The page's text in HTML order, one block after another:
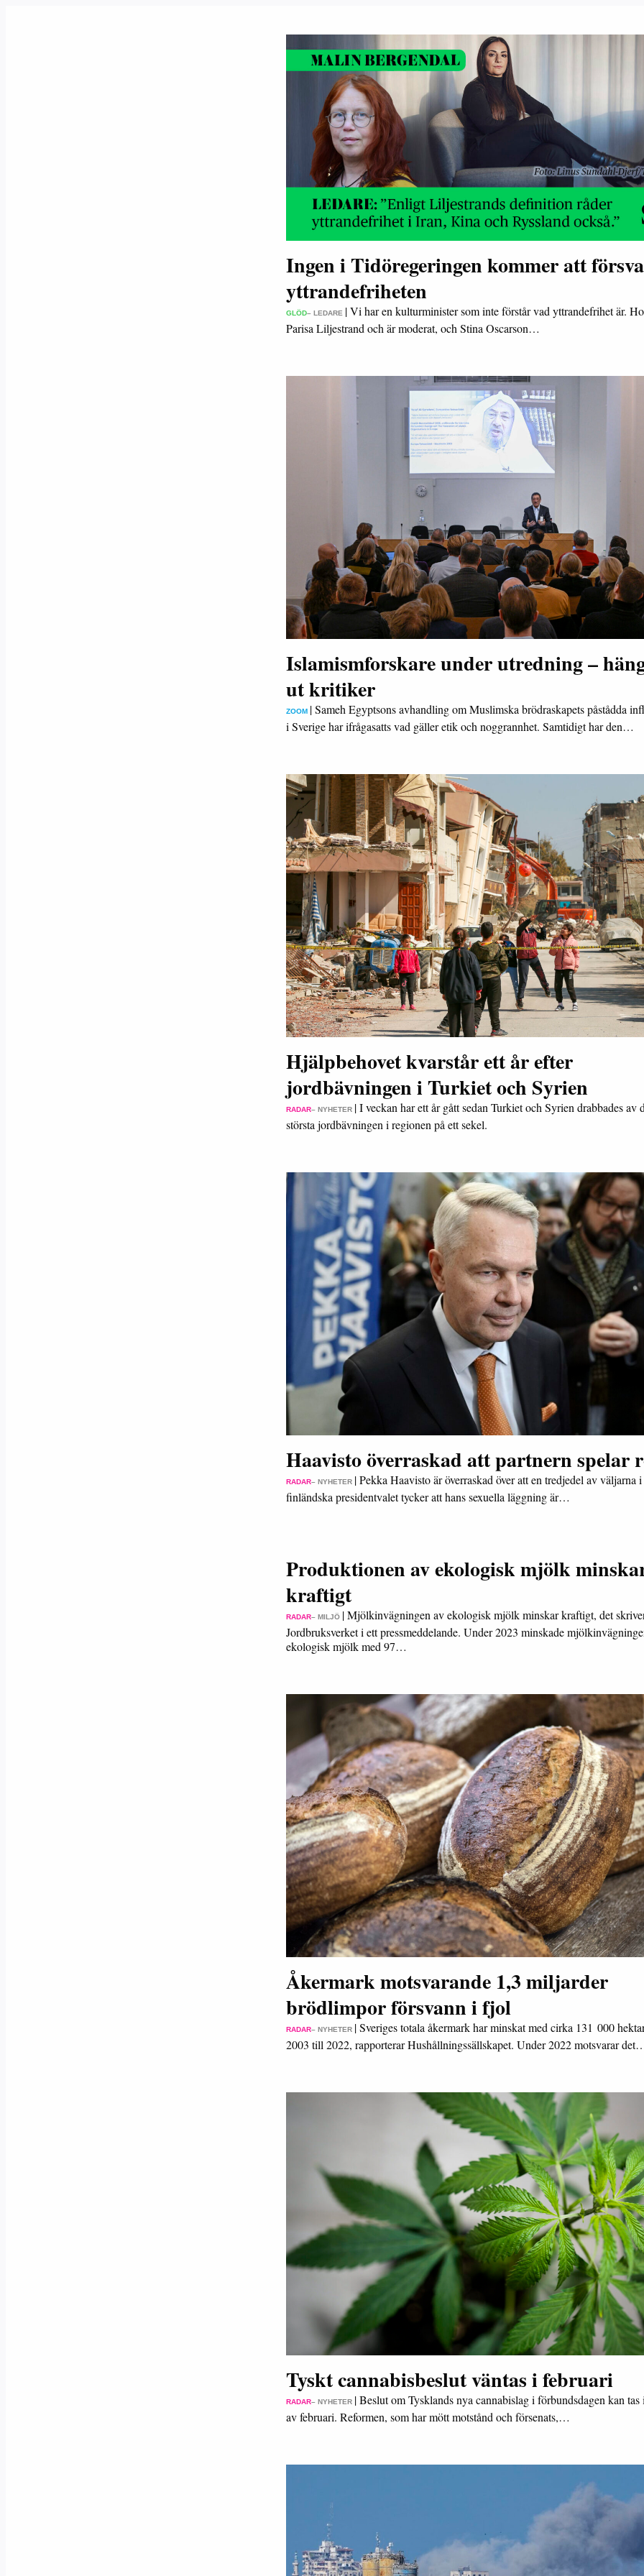
Ingen i Tidöregeringen kommer att
yttrandefriheten
GLÖD– LEDARE |Vi har en kulturminister som inte förstår vad yttrandefrihet är.
Parisa Liljestrand och är moderat, och Stina Oscarson…
Islamismforskare under utredning –
ut kritiker
ZOOM |Sameh Egyptsons avhandling om Muslimska brödraskapets påstådda
i Sverige har ifrågasatts vad gäller etik och noggrannhet. Samtidigt har den…
Hjälpbehovet kvarstår ett år efter
jordbävningen i Turkiet och Syrien
RADAR– NYHETER |I veckan har ett år gått sedan Turkiet och Syrien drabbades av
största jordbävningen i regionen på ett sekel.
Haavisto överraskad att partnern spelar
RADAR– NYHETER |Pekka Haavisto är överraskad över att en tredjedel av väljarna
finländska presidentvalet tycker att hans sexuella läggning är…
Produktionen av ekologisk mjölk
kraftigt
RADAR– MILJÖ |Mjölkinvägningen av ekologisk mjölk minskar kraftigt, det
Jordbruksverket i ett pressmeddelande. Under 2023 minskade
ekologisk mjölk med 97…
Åkermark motsvarande 1,3 miljarder
brödlimpor försvann i fjol
RADAR– NYHETER |Sveriges totala åkermark har minskat med cirka 131 000
2003 till 2022, rapporterar Hushållningssällskapet. Under 2022 motsvarar
Tyskt cannabisbeslut väntas i februari
RADAR– NYHETER |Beslut om Tysklands nya cannabislag i förbundsdagen kan tas
av februari. Reformen, som har mött motstånd och försenats,…